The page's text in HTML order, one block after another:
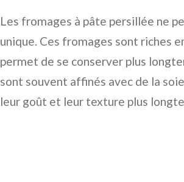
Les fromages à pâte persillée ne
unique. Ces fromages sont riches
permet de se conserver plus
sont souvent affinés avec de la
leur goût et leur texture plus